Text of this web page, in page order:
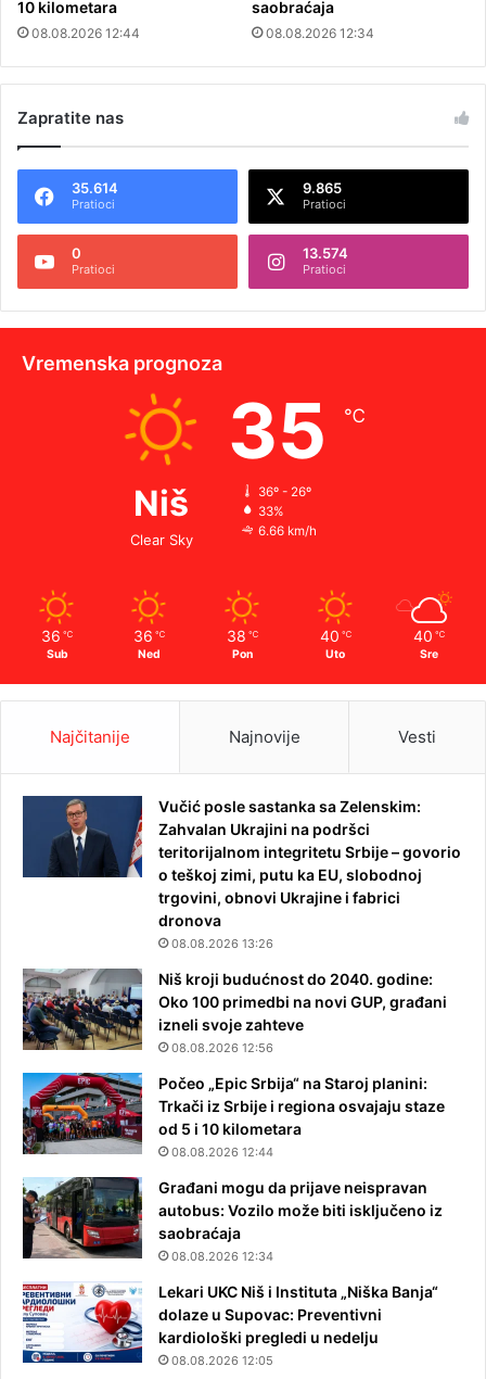
10 kilometara
08.08.2026 12:44
saobraćaja
08.08.2026 12:34
Zapratite nas
35.614
Pratioci
9.865
Pratioci
0
Pratioci
13.574
Pratioci
Vremenska prognoza
Niš
Clear Sky
35 ℃
36º - 26º
33%
6.66 km/h
36 ℃
Sub
36 ℃
Ned
38 ℃
Pon
40 ℃
Uto
40 ℃
Sre
Najčitanije Najnovije Vesti
Vučić posle sastanka sa Zelenskim:
Zahvalan Ukrajini na podršci
teritorijalnom integritetu Srbije – govorio
o teškoj zimi, putu ka EU, slobodnoj
trgovini, obnovi Ukrajine i fabrici
dronova
08.08.2026 13:26
Niš kroji budućnost do 2040. godine:
Oko 100 primedbi na novi GUP, građani
izneli svoje zahteve
08.08.2026 12:56
Počeo „Epic Srbija“ na Staroj planini:
Trkači iz Srbije i regiona osvajaju staze
od 5 i 10 kilometara
08.08.2026 12:44
Građani mogu da prijave neispravan
autobus: Vozilo može biti isključeno iz
saobraćaja
08.08.2026 12:34
Lekari UKC Niš i Instituta „Niška Banja“
dolaze u Supovac: Preventivni
kardiološki pregledi u nedelju
08.08.2026 12:05